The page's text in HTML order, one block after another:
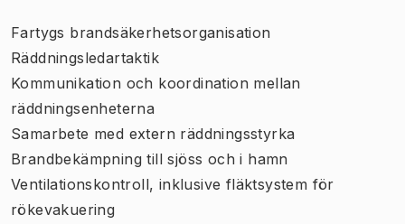
Fartygs brandsäkerhetsorganisation
Räddningsledartaktik
Kommunikation och koordination mellan
räddningsenheterna
Samarbete med extern räddningsstyrka
Brandbekämpning till sjöss och i hamn
Ventilationskontroll, inklusive fläktsystem för
rökevakuering